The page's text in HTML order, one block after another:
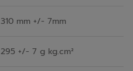
310 mm +/- 7mm
295 +/- 7 g kg.cm²